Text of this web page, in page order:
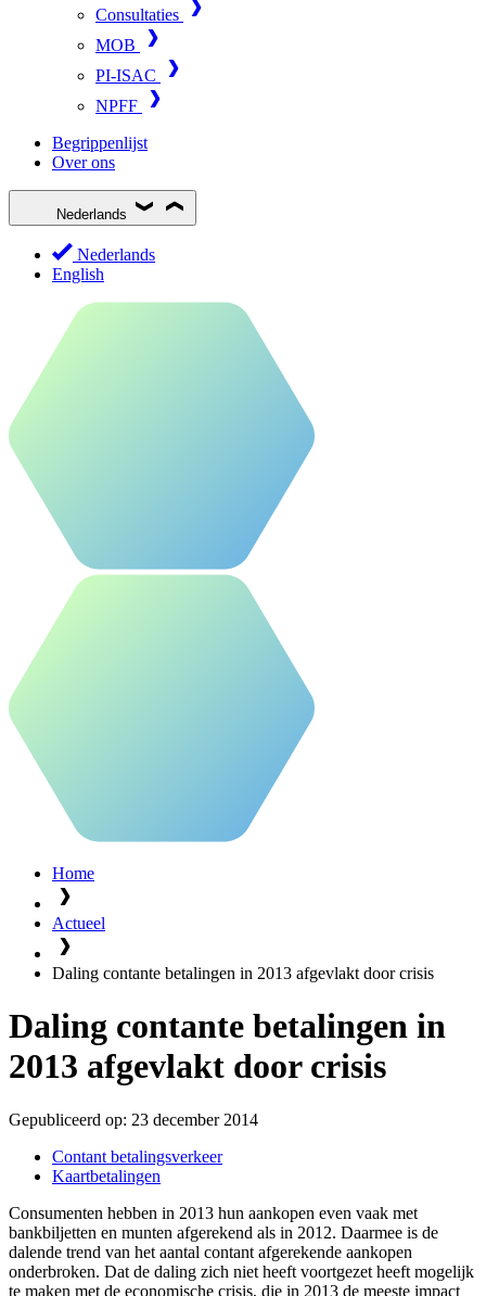
Consultaties
MOB
PI-ISAC
NPFF
Begrippenlijst
Over ons
Nederlands
Nederlands
English
Home
Actueel
Daling contante betalingen in 2013 afgevlakt door crisis
Daling contante betalingen in
2013 afgevlakt door crisis
Gepubliceerd op: 23 december 2014
Contant betalingsverkeer
Kaartbetalingen
Consumenten hebben in 2013 hun aankopen even vaak met
bankbiljetten en munten afgerekend als in 2012. Daarmee is de
dalende trend van het aantal contant afgerekende aankopen
onderbroken. Dat de daling zich niet heeft voortgezet heeft mogelijk
te maken met de economische crisis, die in 2013 de meeste impact